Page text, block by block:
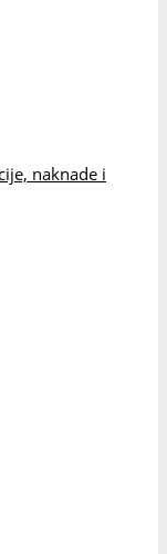
UPRAVE
BIJELIH KRIŽEVA
RATU